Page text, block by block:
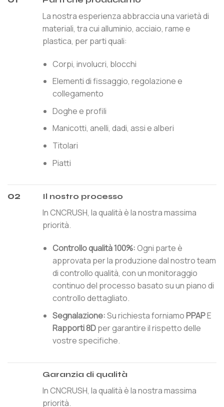
La nostra esperienza abbraccia una varietà di
materiali, tra cui alluminio, acciaio, rame e
plastica, per parti quali:
Corpi, involucri, blocchi
Elementi di fissaggio, regolazione e
collegamento
Doghe e profili
Manicotti, anelli, dadi, assi e alberi
Titolari
Piatti
02 Il nostro processo
In CNCRUSH, la qualità è la nostra massima
priorità.
Controllo qualità 100%:Ogni parte è
approvata per la produzione dal nostro team
di controllo qualità, con un monitoraggio
continuo del processo basato su un piano di
controllo dettagliato.
Segnalazione:Su richiesta forniamoPPAPE
Rapporti 8Dper garantire il rispetto delle
vostre specifiche.
Garanzia di qualità
In CNCRUSH, la qualità è la nostra massima
priorità.